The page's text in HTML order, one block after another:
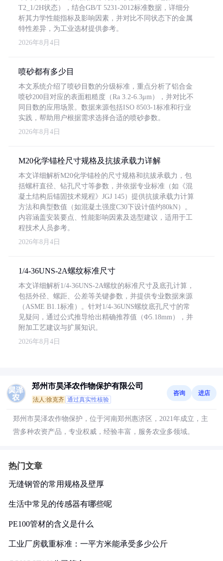
T2_1/2H状态），结合GB/T 5231-2012标准数据，详细分
析其力学性能指标及影响因素，并对比不同状态下的金属
特性差异，为工业选材提供参考。
2026年8月4日
喷砂都有多少目
本文系统介绍了喷砂目数的分级标准，重点分析了铝合金
喷砂200目对应的表面粗糙度（Ra 3.2-6.3μm），并对比不
同目数的应用场景。数据来源包括ISO 8503-1标准和行业
实践，帮助用户根据需求选择合适的喷砂参数。
2026年8月4日
M20化学锚栓尺寸规格及抗拔承载力详解
本文详细解析M20化学锚栓的尺寸规格和抗拔承载力，包
括螺杆直径、钻孔尺寸等参数，并依据专业标准（如《混
凝土结构后锚固技术规程》JGJ 145）提供抗拔承载力计算
方法和典型数值（如混凝土强度C30下设计值约80kN）。
内容涵盖安装要点、性能影响因素及选型建议，适用于工
程技术人员参考。
2026年8月4日
1/4-36UNS-2A螺纹标准尺寸
本文详细解析1/4-36UNS-2A螺纹的标准尺寸及底孔计算，
包括外径、螺距、公差等关键参数，并提供专业数据来源
（ASME B1.1标准）。针对1/4-36UNS螺纹底孔尺寸的常
见疑问，通过公式推导给出精确推荐值（Φ5.18mm），并
附加工艺建议与扩展知识。
2026年8月4日
郑州市昊泽农作物保护有限公司
法人:徐克齐 通过真实性核验
咨询 进店
郑州市昊泽农作物保护，位于河南郑州惠济区，2021年成立，主
营多种农资产品，专业权威，经验丰富，服务农业多领域。
热门文章
无缝钢管的常用规格及壁厚
生活中常见的传感器有哪些呢
PE100管材的含义是什么
工业厂房载重标准：一平方米能承受多少公斤